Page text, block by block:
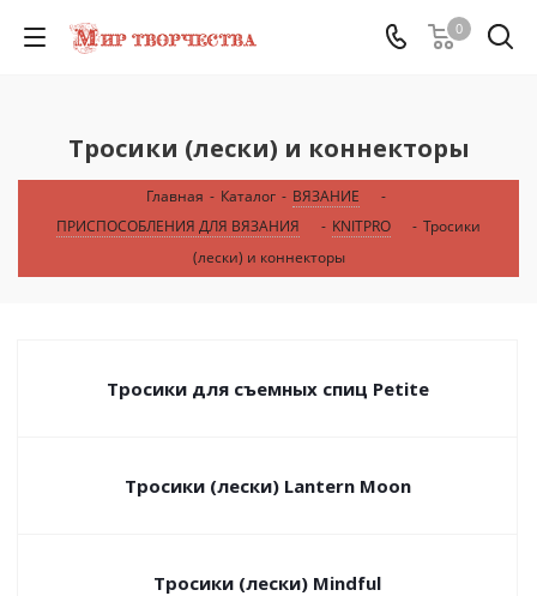
0
Тросики (лески) и коннекторы
Главная - Каталог - ВЯЗАНИЕ
-
ПРИСПОСОБЛЕНИЯ ДЛЯ ВЯЗАНИЯ
- KNITPRO - Тросики
(лески) и коннекторы
Тросики для съемных спиц Petite
Тросики (лески) Lantern Moon
Тросики (лески) Mindful